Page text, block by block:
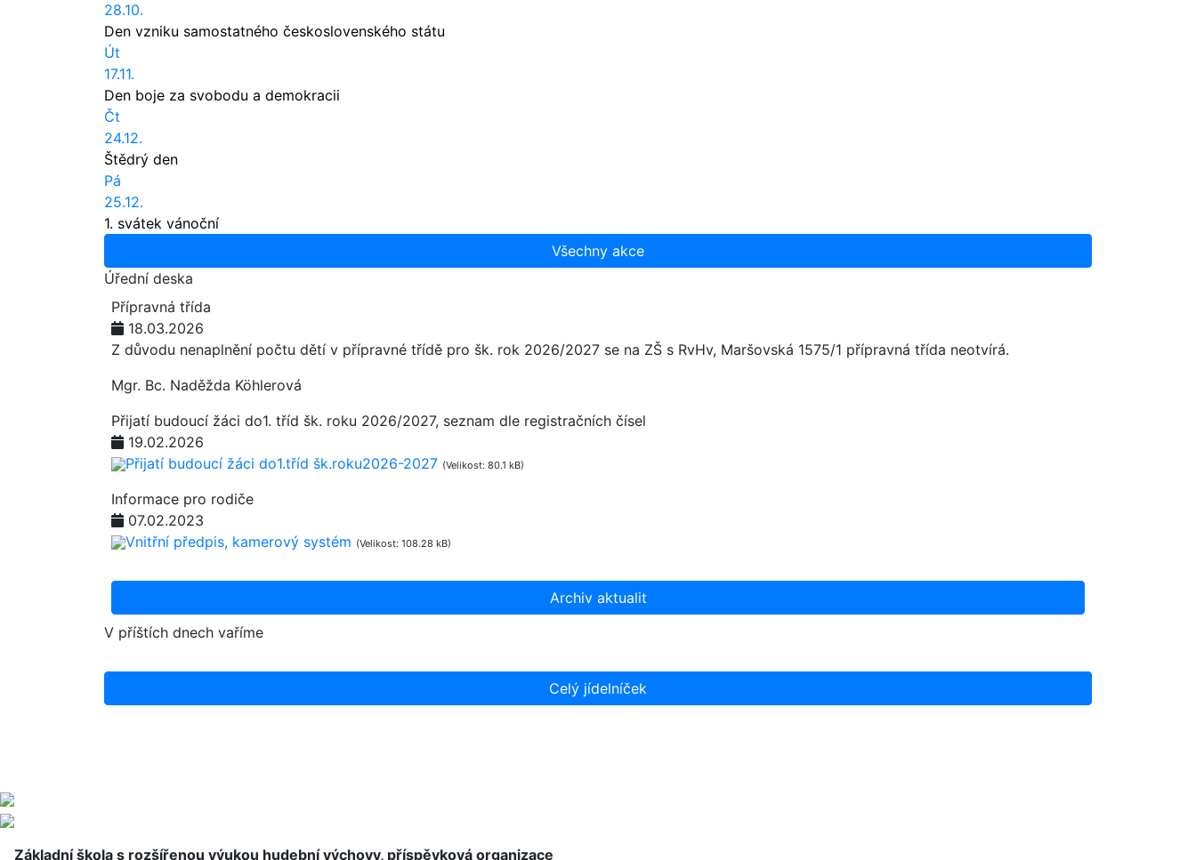
28.10.
Den vzniku samostatného československého státu
Út
17.11.
Den boje za svobodu a demokracii
Čt
24.12.
Štědrý den
Pá
25.12.
1. svátek vánoční
Všechny akce
Úřední deska
Přípravná třída
18.03.2026
Z důvodu nenaplnění počtu dětí v přípravné třídě pro šk. rok 2026/2027 se na ZŠ s RvHv, Maršovská 1575/1 přípravná třída neotvírá.
Mgr. Bc. Naděžda Köhlerová
Přijatí budoucí žáci do1. tříd šk. roku 2026/2027, seznam dle registračních čísel
19.02.2026
Přijatí budoucí žáci do1.tříd šk.roku2026-2027 (Velikost: 80.1 kB)
Informace pro rodiče
07.02.2023
Vnitřní předpis, kamerový systém (Velikost: 108.28 kB)
Archiv aktualit
V příštích dnech vaříme
Celý jídelníček
Základní škola s rozšířenou výukou hudební výchovy, příspěvková organizace